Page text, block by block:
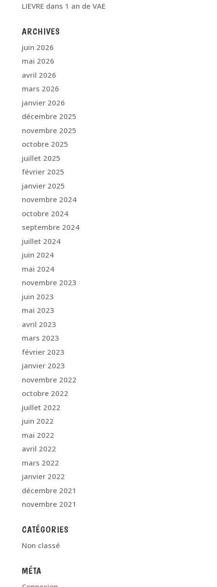
LIEVRE dans 1 an de VAE
ARCHIVES
juin 2026
mai 2026
avril 2026
mars 2026
janvier 2026
décembre 2025
novembre 2025
octobre 2025
juillet 2025
février 2025
janvier 2025
novembre 2024
octobre 2024
septembre 2024
juillet 2024
juin 2024
mai 2024
novembre 2023
juin 2023
mai 2023
avril 2023
mars 2023
février 2023
janvier 2023
novembre 2022
octobre 2022
juillet 2022
juin 2022
mai 2022
avril 2022
mars 2022
janvier 2022
décembre 2021
novembre 2021
CATÉGORIES
Non classé
MÉTA